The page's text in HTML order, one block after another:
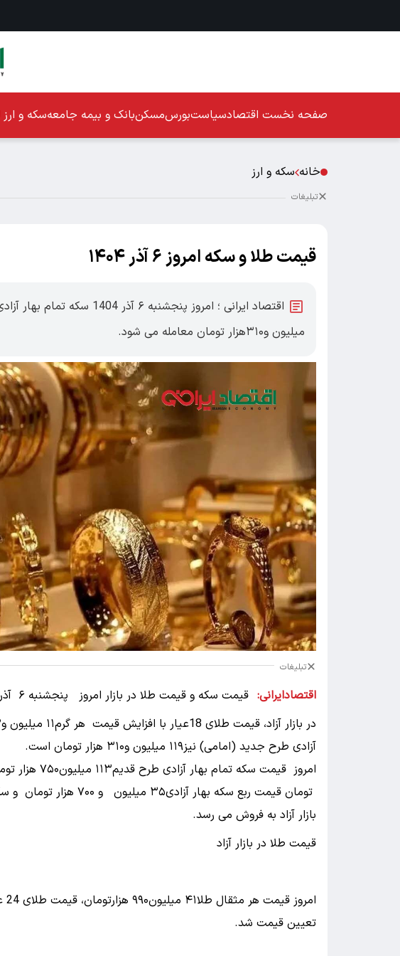
صفحه نخست اقتصادسیاستبورسمسکنبانک و بیمه جامعهسکه و ارز
خانه سکه و ارز
تبلیغات
قیمت طلا و سکه امروز ۶ آذر ۱۴۰۴
میلیون و۳۱۰هزار تومان معامله می شود.
تبلیغات
اقتصادایرانی:
آزادی طرح جدید (امامی) نیز۱۱۹ میلیون و۳۱۰ هزار تومان است.
بازار آزاد به فروش می‌ رسد.
قیمت طلا در بازار آزاد
تعیین قیمت شد.